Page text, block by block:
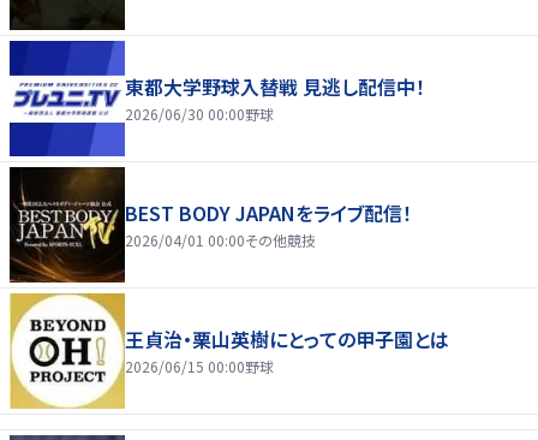
東都大学野球入替戦 見逃し配信中！
2026/06/30 00:00野球
BEST BODY JAPANをライブ配信！
2026/04/01 00:00その他競技
王貞治・栗山英樹にとっての甲子園とは
2026/06/15 00:00野球